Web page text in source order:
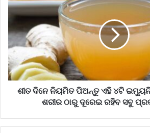
ଶୀତ ଦିନେ ନିୟମିତ ପିଅନ୍ତୁ ଏହି ୪ଟି
ଶରୀର ଠାରୁ ଦୂରେଇ ରହିବ ସବୁ